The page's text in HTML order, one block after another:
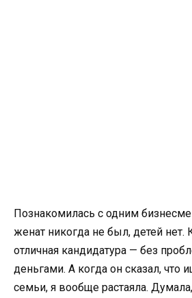
Познакомилась с одним
женат никогда не был, детей нет.
отличная кандидатура — без
деньгами. А когда он сказал, что
семьи, я вообще растаяла.